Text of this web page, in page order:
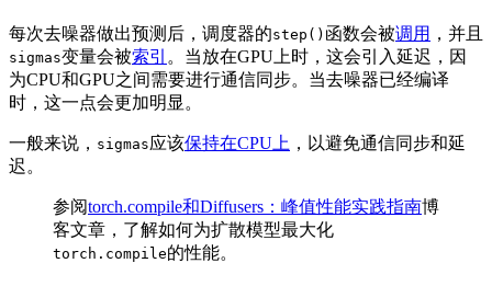
每次去噪器做出预测后，调度器的step() 函数会被调用 ，并且
sigmas变量会被索引 。当放在GPU上时，这会引入延迟，因
为CPU和GPU之间需要进行通信同步。当去噪器已经编译
时，这一点会更加明显。
一般来说， sigmas应该保持在CPU上 ，以避免通信同步和延
迟。
参阅torch.compile和Diffusers：峰值性能实践指南博
客文章，了解如何为扩散模型最大化
torch.compile的性能。